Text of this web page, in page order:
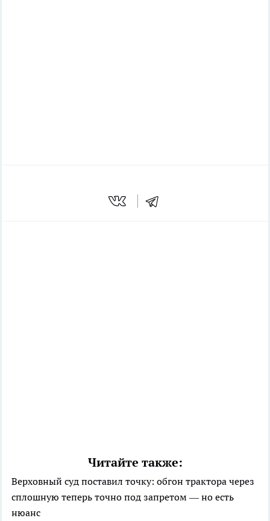
Читайте также:
Верховный суд поставил точку: обгон трактора через
сплошную теперь точно под запретом — но есть
нюанс